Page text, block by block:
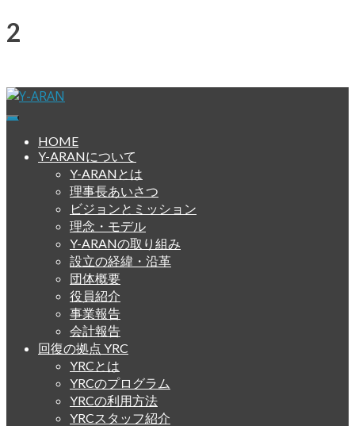
Skip
to
Y-ARAN
横浜依存症回復擁護ネットワーク
HOME
Y-ARANについて
Y-ARANとは
理事長あいさつ
ビジョンとミッション
理念・モデル
Y-ARANの取り組み
設立の経緯・沿革
団体概要
役員紹介
事業報告
会計報告
回復の拠点 YRC
YRCとは
YRCのプログラム
YRCの利用方法
YRCスタッフ紹介